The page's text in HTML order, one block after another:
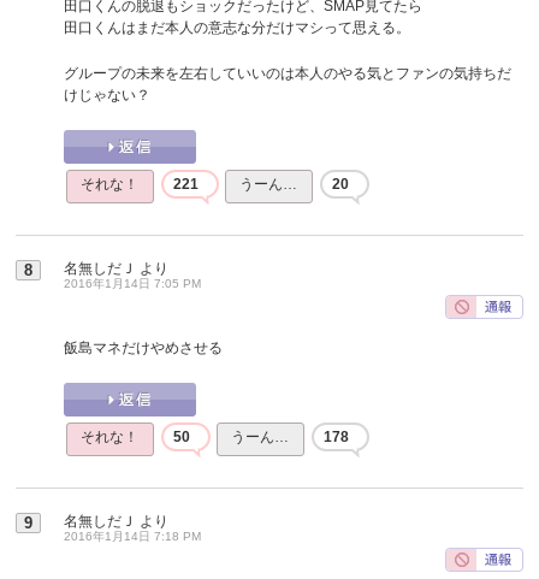
田口くんの脱退もショックだったけど、SMAP見てたら
田口くんはまだ本人の意志な分だけマシって思える。
グループの未来を左右していいのは本人のやる気とファンの気持ちだ
けじゃない？
それな！ 221 うーん… 20
8 名無しだＪ より
2016年1月14日 7:05 PM
飯島マネだけやめさせる
それな！ 50 うーん… 178
9 名無しだＪ より
2016年1月14日 7:18 PM